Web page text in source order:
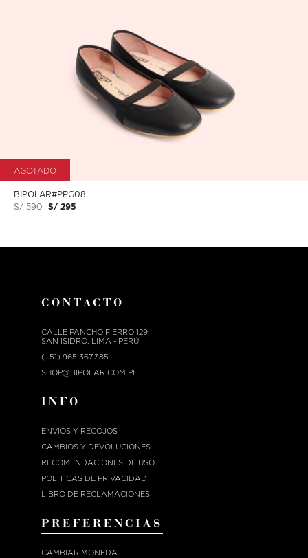
AGOTADO
BIPOLAR#PPG08
S/ 590
S/ 295
CONTACTO
CALLE PANCHO FIERRO 129
SAN ISIDRO, LIMA - PERÚ
(+51) 965.367.385
SHOP@BIPOLAR.COM.PE
INFO
ENVÍOS Y RECOJOS
CAMBIOS Y DEVOLUCIONES
RECOMENDACIONES DE USO
POLITICAS DE PRIVACIDAD
LIBRO DE RECLAMACIONES
PREFERENCIAS
CAMBIAR MONEDA